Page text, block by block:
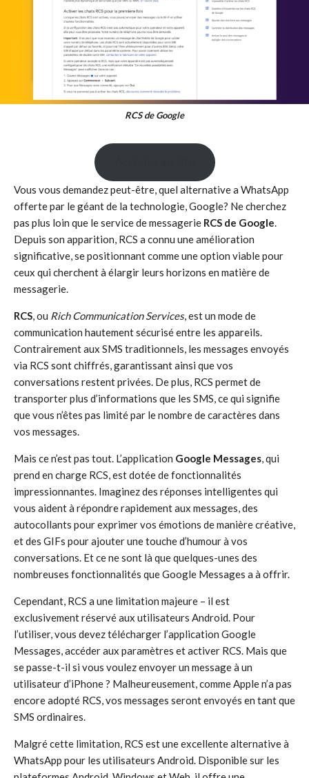
RCS de Google
Vous vous demandez peut-être, quel alternative a WhatsApp
offerte par le géant de la technologie, Google? Ne cherchez
pas plus loin que le service de messagerie RCS de Google
Depuis son apparition, RCS a connu une amélioration
significative, se positionnant comme une option viable pour
ceux qui cherchent à élargir leurs horizons en matière de
messagerie.
RCS , ou Rich Communication Services, est un mode de
communication hautement sécurisé entre les appareils.
Contrairement aux SMS traditionnels, les messages envoyés
via RCS sont chiffrés, garantissant ainsi que vos
conversations restent privées. De plus, RCS permet de
transporter plus d’informations que les SMS, ce qui signifie
que vous n’êtes pas limité par le nombre de caractères dans
vos messages.
Mais ce n’est pas tout. L’application Google Messages , qui
prend en charge RCS, est dotée de fonctionnalités
impressionnantes. Imaginez des réponses intelligentes qui
vous aident à répondre rapidement aux messages, des
autocollants pour exprimer vos émotions de manière créative,
et des GIFs pour ajouter une touche d’humour à vos
conversations. Et ce ne sont là que quelques-unes des
nombreuses fonctionnalités que Google Messages a à offrir.
Cependant, RCS a une limitation majeure – il est
exclusivement réservé aux utilisateurs Android. Pour
l’utiliser, vous devez télécharger l’application Google
Messages, accéder aux paramètres et activer RCS. Mais que
se passe-t-il si vous voulez envoyer un message à un
utilisateur d’iPhone ? Malheureusement, comme Apple n’a pas
encore adopté RCS, vos messages seront envoyés en tant que
SMS ordinaires.
Malgré cette limitation, RCS est une excellente alternative à
WhatsApp pour les utilisateurs Android. Disponible sur les